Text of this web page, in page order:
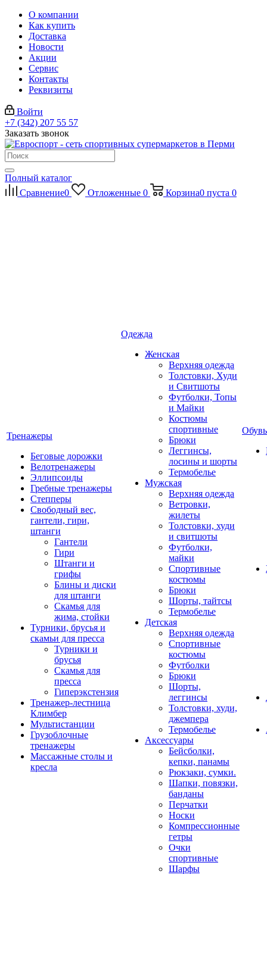
О компании
Как купить
Доставка
Новости
Акции
Сервис
Контакты
Реквизиты
Войти
+7 (342) 207 55 57
Заказать звонок
Полный каталог
Сравнение0 Отложенные 0 Корзина0 пуста 0
Тренажеры
Беговые дорожки
Велотренажеры
Эллипсоиды
Гребные тренажеры
Степперы
Свободный вес,
гантели, гири,
штанги
Гантели
Гири
Штанги и
грифы
Блины и диски
для штанги
Скамья для
жима, стойки
Турники, брусья и
скамьи для пресса
Турники и
брусья
Скамья для
пресса
Гиперэкстензия
Тренажер-лестница
Климбер
Мультистанции
Грузоблочные
тренажеры
Массажные столы и
кресла
Одежда
Женская
Верхняя одежда
Толстовки, Худи
и Свитшоты
Футболки, Топы
и Майки
Костюмы
спортивные
Брюки
Леггинсы,
лосины и шорты
Термобелье
Мужская
Верхняя одежда
Ветровки,
жилеты
Толстовки, худи
и свитшоты
Футболки,
майки
Спортивные
костюмы
Брюки
Шорты, тайтсы
Термобелье
Детская
Верхняя одежда
Спортивные
костюмы
Футболки
Брюки
Шорты,
леггинсы
Толстовки, худи,
джемпера
Термобелье
Аксессуары
Бейсболки,
кепки, панамы
Рюкзаки, сумки.
Шапки, повязки,
банданы
Перчатки
Носки
Компрессионные
гетры
Очки
спортивные
Шарфы
Обувь